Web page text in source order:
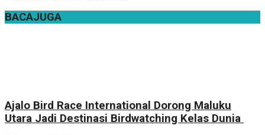
BACAJUGA
Ajalo Bird Race International Dorong Maluku
Utara Jadi Destinasi Birdwatching Kelas Dunia